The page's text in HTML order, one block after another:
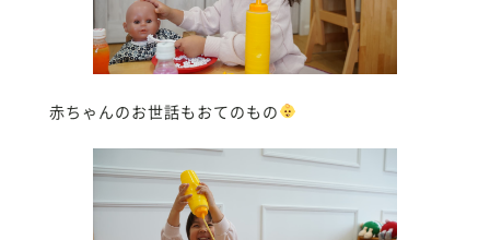
赤ちゃんのお世話もおてのもの